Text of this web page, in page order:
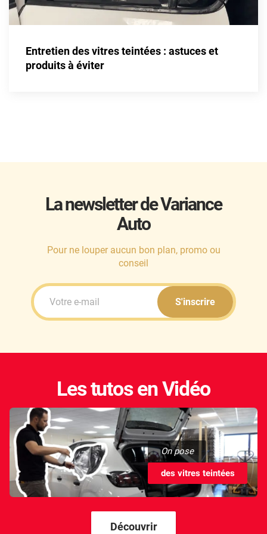
Hyundai
Jaguar
Jetour
Karma
Kgm/ssangyong
Lamborghini
Lancia
Land Rover
Lexus
Entretien des vitres teintées : astuces et
produits à éviter
La newsletter de Variance
Auto
Pour ne louper aucun bon plan, promo ou
conseil
S'inscrire
Les tutos en Vidéo
On pose
des vitres teintées
Découvrir